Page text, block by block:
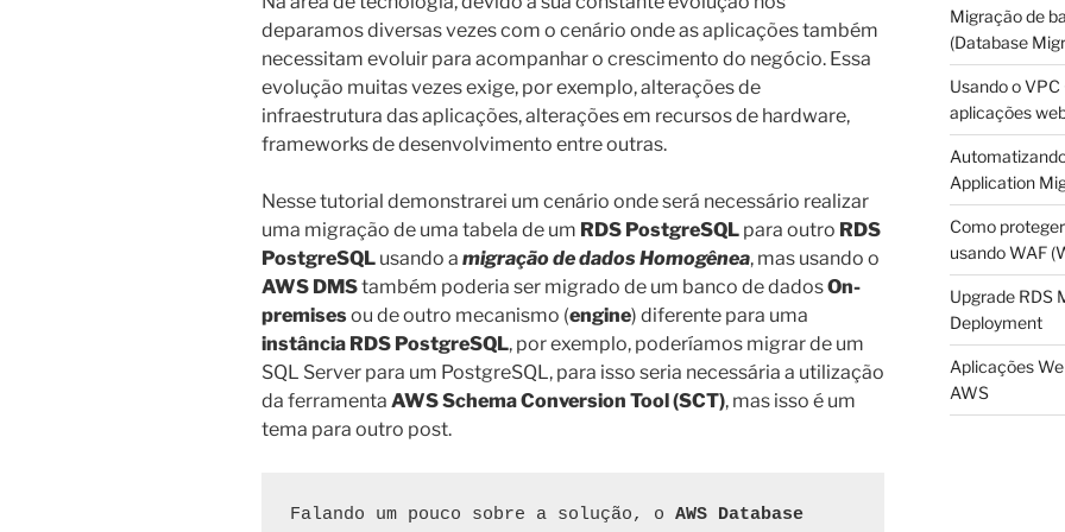
deparamos diversas vezes com o cenário onde as aplicações também
necessitam evoluir para acompanhar o crescimento do negócio. Essa
evolução muitas vezes exige, por exemplo, alterações de
infraestrutura das aplicações, alterações em recursos de hardware,
frameworks de desenvolvimento entre outras.
Nesse tutorial demonstrarei um cenário onde será necessário realizar
uma migração de uma tabela de um RDS PostgreSQL para outro RDS
PostgreSQL usando a migração de dados Homogênea, mas usando o
AWS DMStambém poderia ser migrado de um banco de dadosOn-
premisesou de outro mecanismo (engine) diferente para uma
instância RDS PostgreSQL, por exemplo, poderíamos migrar de um
SQL Server para um PostgreSQL, para isso seria necessária a utilização
da ferramenta AWS Schema Conversion Tool (SCT), mas isso é um
tema para outro post.
Falando um pouco sobre a solução, o AWS Database
Migração de
(Database
Usando o
aplicações
Application
Como
usando WAF
Upgrade RDS
Deployment
Aplicações
AWS